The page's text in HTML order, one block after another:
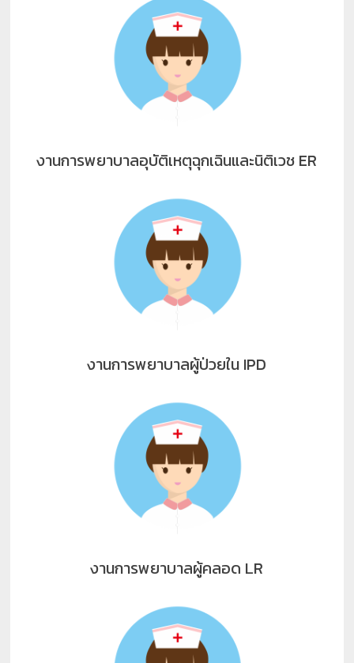
งานการพยาบาลอุบัติเหตุฉุกเฉินและนิติเวช ER
งานการพยาบาลผู้ป่วยใน IPD
งานการพยาบาลผู้คลอด LR